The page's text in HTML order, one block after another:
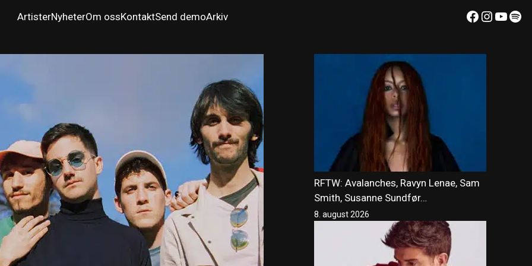
ArtisterNyheterOm ossKontaktSend demoArkiv Facebook
RFTW: Avalanches, Ravyn Lenae, Sam
Smith, Susanne Sundfør…
8. august 2026